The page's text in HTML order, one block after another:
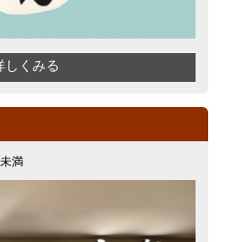
しくみる
満